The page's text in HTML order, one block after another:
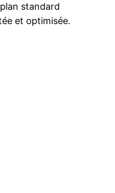
standard
et optimisée.